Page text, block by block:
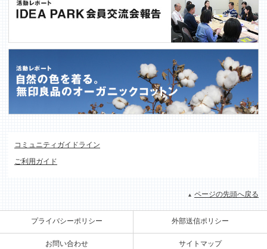
コミュニティガイドライン
ご利用ガイド
ページの先頭へ戻る
プライバシーポリシー 外部送信ポリシー
お問い合わせ サイトマップ